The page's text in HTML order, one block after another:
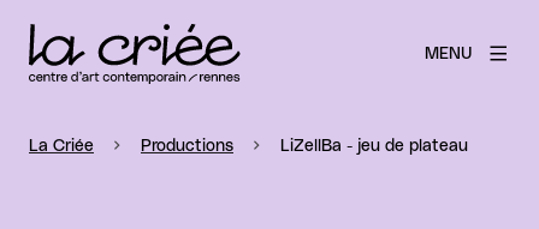
MENU
La Criée Productions LiZellBa - jeu de plateau